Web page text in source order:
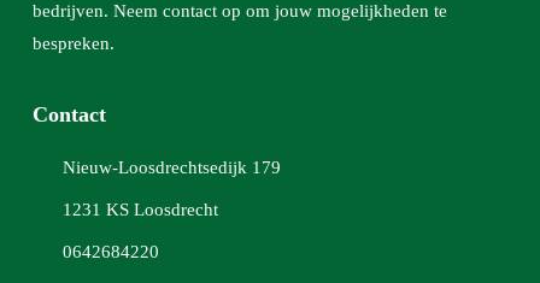
bedrijven. Neem contact op om jouw mogelijkheden te
bespreken.
Contact
Nieuw-Loosdrechtsedijk 179
1231 KS Loosdrecht
0642684220